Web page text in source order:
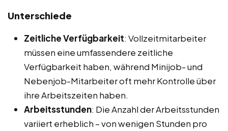
Unterschiede
Zeitliche Verfügbarkeit: Vollzeitmitarbeiter
müssen eine umfassendere zeitliche
Verfügbarkeit haben, während Minijob- und
Nebenjob-Mitarbeiter oft mehr Kontrolle über
ihre Arbeitszeiten haben.
Arbeitsstunden: Die Anzahl der Arbeitsstunden
variiert erheblich – von wenigen Stunden pro